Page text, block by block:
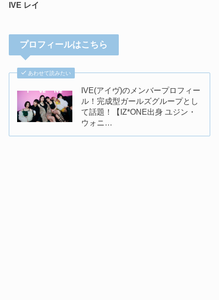
IVE レイ
プロフィールはこちら
あわせて読みたい
IVE(アイヴ)のメンバープロフィー
ル！完成型ガールズグループとし
て話題！【IZ*ONE出身 ユジン・
ウォニ…